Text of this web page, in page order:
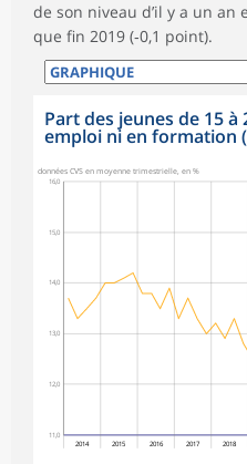
de son niveau d’il y a un
que fin 2019 (‑0,1 point).
Part des jeunes de 15
emploi ni en formation
11,0
12,0
13,0
14,0
15,0
16,0
données CVS en moyenne trimestrielle, en %
2014 2015 2016 2017 2018